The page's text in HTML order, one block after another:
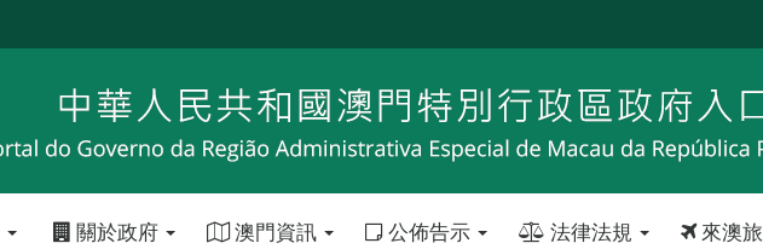
關於政府 澳門資訊 公佈告示 法律法規 來澳